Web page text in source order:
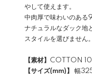
やして使えます。
中肉厚で味わいのある
ナチュラルなダック地
スタイルを選びません。
【素材】 COTTON
【サイズ(mm)】
幅